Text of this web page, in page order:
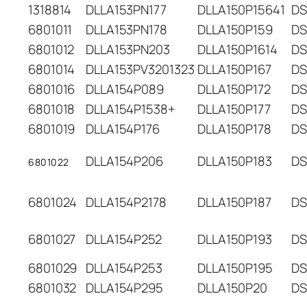
1318814
DLLA153PN177 DLLA150P15641
6801011
DLLA153PN178 DLLA150P159
6801012
DLLA153PN203 DLLA150P1614
6801014
DLLA153PV3201323 DLLA150P167
6801016
DLLA154P089 DLLA150P172
6801018
DLLA154P1538+ DLLA150P177
6801019
DLLA154P176 DLLA150P178
6801022 DLLA154P206 DLLA150P183
6801024 DLLA154P2178 DLLA150P187
6801027 DLLA154P252 DLLA150P193
6801029 DLLA154P253 DLLA150P195
6801032 DLLA154P295 DLLA150P20